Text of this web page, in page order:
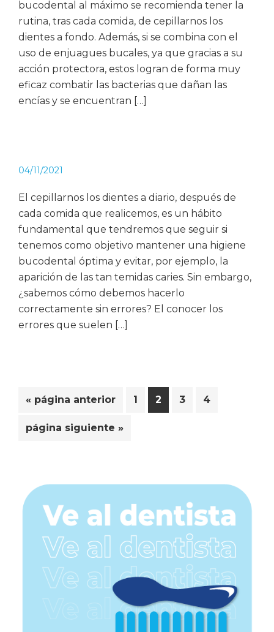
bucodental al máximo se recomienda tener la
rutina, tras cada comida, de cepillarnos los
dientes a fondo. Además, si se combina con el
uso de enjuagues bucales, ya que gracias a su
acción protectora, estos logran de forma muy
eficaz combatir las bacterias que dañan las
encías y se encuentran […]
04/11/2021
El cepillarnos los dientes a diario, después de
cada comida que realicemos, es un hábito
fundamental que tendremos que seguir si
tenemos como objetivo mantener una higiene
bucodental óptima y evitar, por ejemplo, la
aparición de las tan temidas caries. Sin embargo,
¿sabemos cómo debemos hacerlo
correctamente sin errores? El conocer los
errores que suelen […]
« Ir
la
página anterior Página
1 Página
2 Página
3 Página
4
Ir
página siguiente »
Barra
lateral
principal